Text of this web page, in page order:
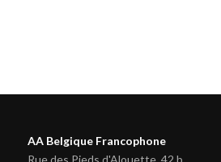
AA Belgique Francophone
Rue des Pieds d'Alouette, 42 b